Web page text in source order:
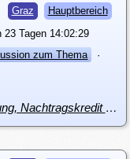
Graz Hauptbereich
23 Tagen 14:02:29
zum Thema
·
i5435: 3.) Sozialhilfe und Mindestsicherung, Nachtragskredit über € 8.500.000,-- und Eckwert-Aufstockung über € 2,900.000